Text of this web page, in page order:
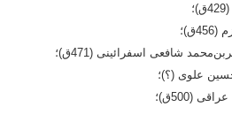
شافعی اسفرائینی (471ق)؛
علوی (؟)؛
(500ق)؛